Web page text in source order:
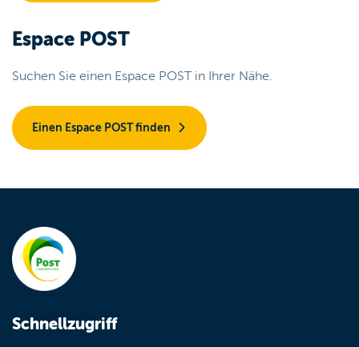
Espace POST
Suchen Sie einen Espace POST in Ihrer Nähe.
Einen Espace POST finden
Schnellzugriff